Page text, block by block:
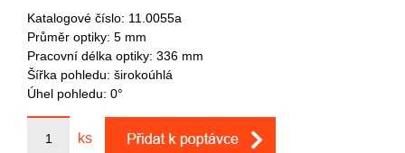
Katalogové číslo: 11.0055a
Průměr optiky: 5 mm
Pracovní délka optiky: 336 mm
Šířka pohledu: širokoúhlá
Úhel pohledu: 0°
ks